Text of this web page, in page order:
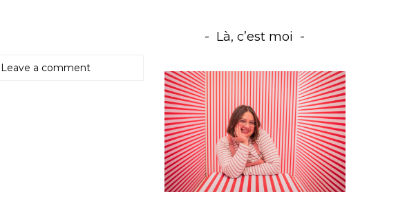
Leave a comment
Là, c’est moi